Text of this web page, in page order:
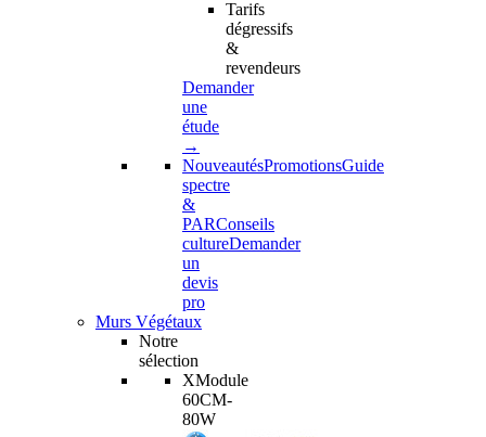
Tarifs
dégressifs
&
revendeurs
Demander
une
étude
→
NouveautésPromotionsGuide
spectre
&
PARConseils
cultureDemander
un
devis
pro
Murs Végétaux
Notre
sélection
XModule
60CM-
80W